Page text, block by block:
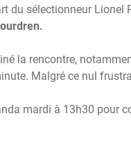
du sélectionneur
la rencontre,
Malgré ce nul
mardi à 13h30 pour